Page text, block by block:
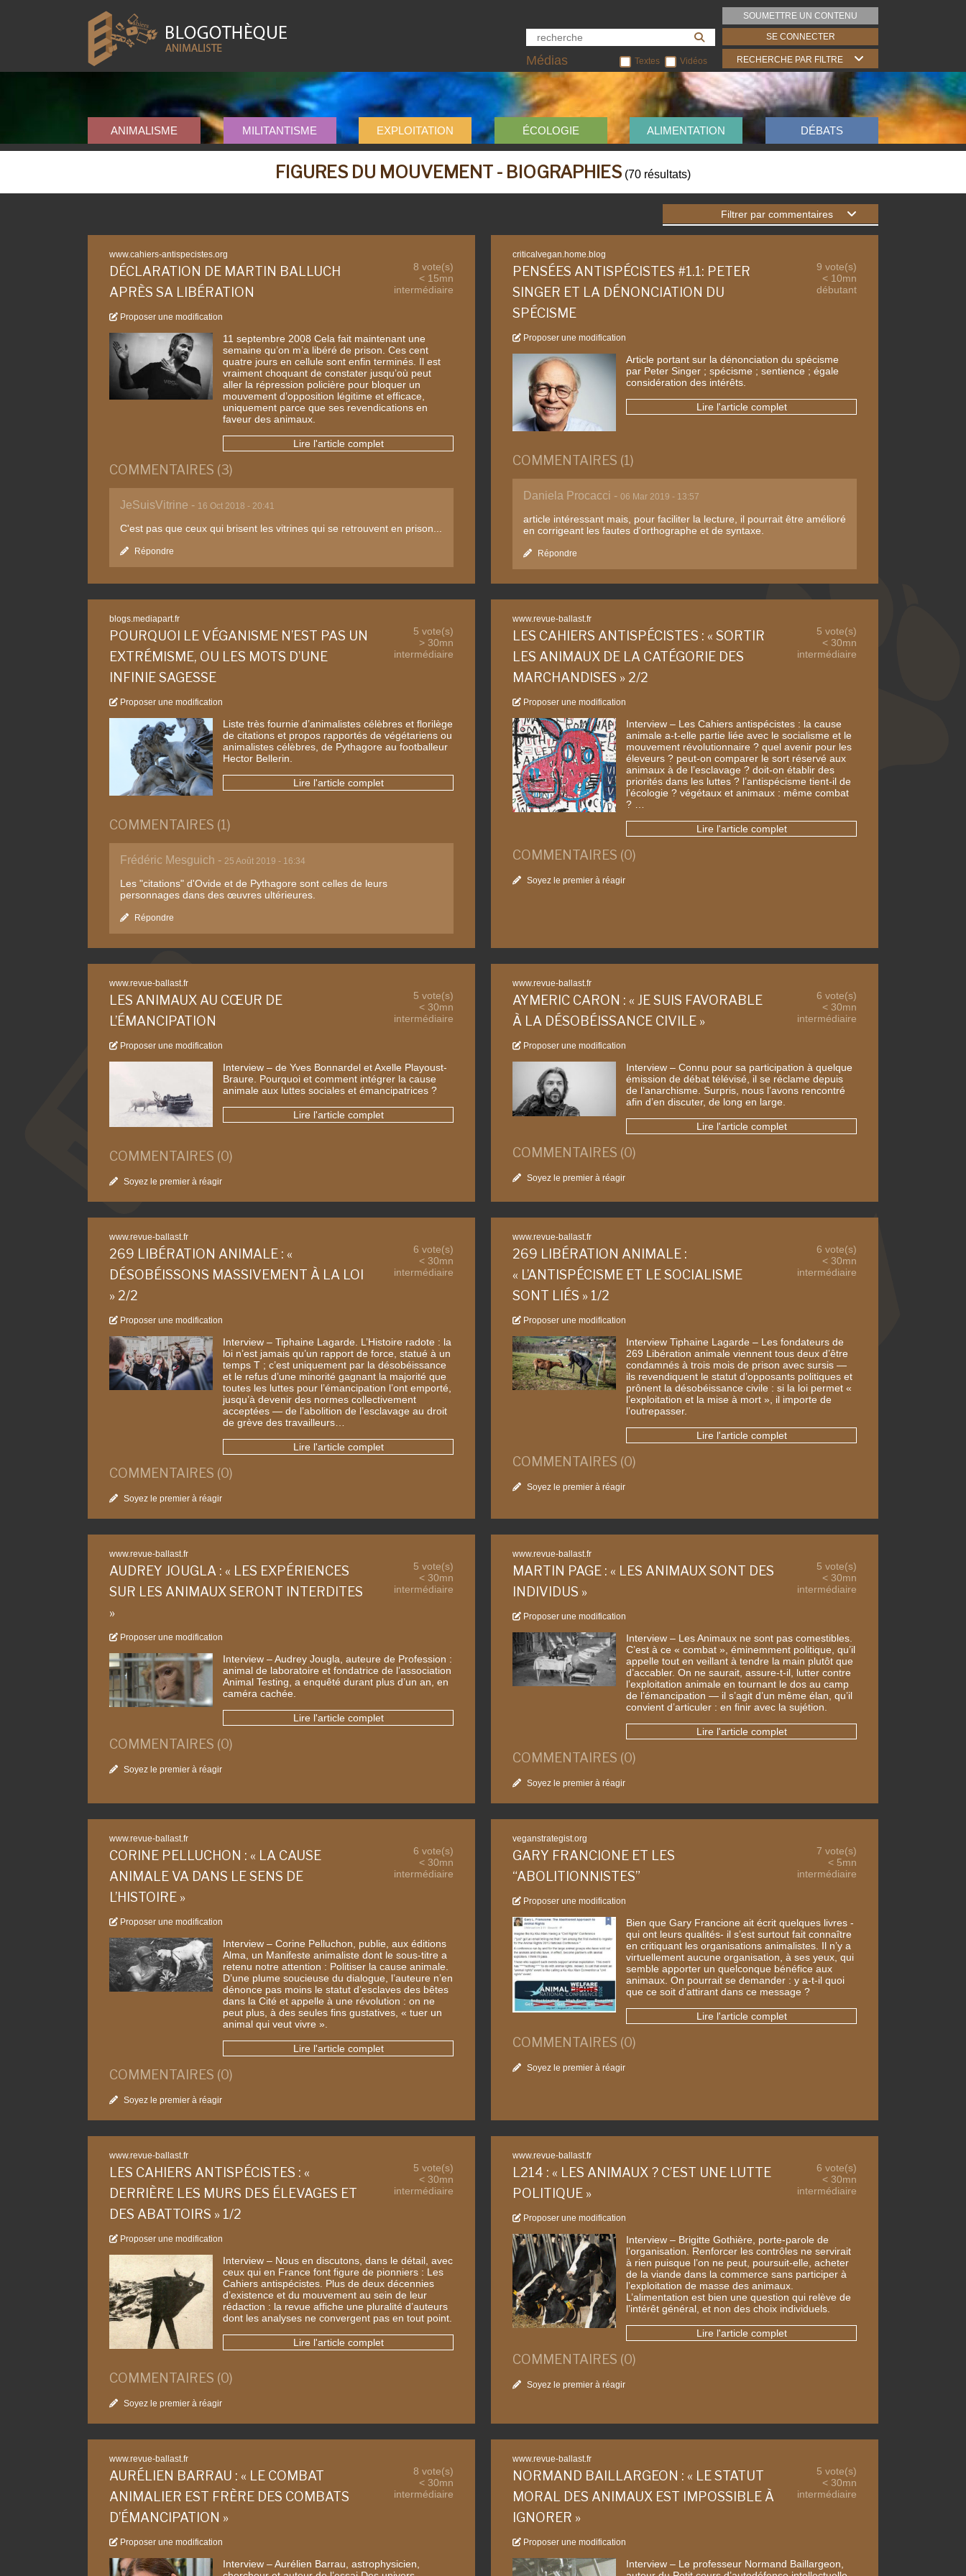
Médias Textes Vidéos
SOUMETTRE UN CONTENU
SE CONNECTER
RECHERCHE PAR FILTRE
ANIMALISME MILITANTISME EXPLOITATION ÉCOLOGIE ALIMENTATION DÉBATS
FIGURES DU MOUVEMENT - BIOGRAPHIES (70 résultats)
Filtrer par commentaires
www.cahiers-antispecistes.org
DÉCLARATION DE MARTIN BALLUCH
APRÈS SA LIBÉRATION
Proposer une modification
8 vote(s)
< 15mn
intermédiaire
11 septembre 2008 Cela fait maintenant une
semaine qu’on m’a libéré de prison. Ces cent
quatre jours en cellule sont enfin terminés. Il est
vraiment choquant de constater jusqu’où peut
aller la répression policière pour bloquer un
mouvement d’opposition légitime et efficace,
uniquement parce que ses revendications en
faveur des animaux.
Lire l'article complet
COMMENTAIRES (3)
JeSuisVitrine - 16 Oct 2018 - 20:41
C'est pas que ceux qui brisent les vitrines qui se retrouvent en prison...
Répondre
criticalvegan.home.blog
PENSÉES ANTISPÉCISTES #1.1: PETER
SINGER ET LA DÉNONCIATION DU
SPÉCISME
Proposer une modification
9 vote(s)
< 10mn
débutant
Article portant sur la dénonciation du spécisme
par Peter Singer ; spécisme ; sentience ; égale
considération des intérêts.
Lire l'article complet
COMMENTAIRES (1)
Daniela Procacci - 06 Mar 2019 - 13:57
article intéressant mais, pour faciliter la lecture, il pourrait être amélioré
en corrigeant les fautes d'orthographe et de syntaxe.
Répondre
blogs.mediapart.fr
POURQUOI LE VÉGANISME N’EST PAS UN
EXTRÉMISME, OU LES MOTS D’UNE
INFINIE SAGESSE
Proposer une modification
5 vote(s)
> 30mn
intermédiaire
Liste très fournie d’animalistes célèbres et florilège
de citations et propos rapportés de végétariens ou
animalistes célèbres, de Pythagore au footballeur
Hector Bellerin.
Lire l'article complet
COMMENTAIRES (1)
Frédéric Mesguich - 25 Août 2019 - 16:34
Les "citations" d'Ovide et de Pythagore sont celles de leurs
personnages dans des œuvres ultérieures.
Répondre
www.revue-ballast.fr
LES CAHIERS ANTISPÉCISTES : « SORTIR
LES ANIMAUX DE LA CATÉGORIE DES
MARCHANDISES » 2/2
Proposer une modification
5 vote(s)
< 30mn
intermédiaire
Interview – Les Cahiers antispécistes : la cause
animale a-t-elle partie liée avec le socialisme et le
mouvement révolutionnaire ? quel avenir pour les
éleveurs ? peut-on comparer le sort réservé aux
animaux à de l’esclavage ? doit-on établir des
priorités dans les luttes ? l’antispécisme tient-il de
l’écologie ? végétaux et animaux : même combat
? …
Lire l'article complet
COMMENTAIRES (0)
Soyez le premier à réagir
www.revue-ballast.fr
LES ANIMAUX AU CŒUR DE
L’ÉMANCIPATION
Proposer une modification
5 vote(s)
< 30mn
intermédiaire
Interview – de Yves Bonnardel et Axelle Playoust-
Braure. Pourquoi et comment intégrer la cause
animale aux luttes sociales et émancipatrices ?
Lire l'article complet
COMMENTAIRES (0)
Soyez le premier à réagir
www.revue-ballast.fr
AYMERIC CARON : « JE SUIS FAVORABLE
À LA DÉSOBÉISSANCE CIVILE »
Proposer une modification
6 vote(s)
< 30mn
intermédiaire
Interview – Connu pour sa participation à quelque
émission de débat télévisé, il se réclame depuis
de l’anarchisme. Surpris, nous l’avons rencontré
afin d’en discuter, de long en large.
Lire l'article complet
COMMENTAIRES (0)
Soyez le premier à réagir
www.revue-ballast.fr
269 LIBÉRATION ANIMALE : «
DÉSOBÉISSONS MASSIVEMENT À LA LOI
» 2/2
Proposer une modification
6 vote(s)
< 30mn
intermédiaire
Interview – Tiphaine Lagarde. L’Histoire radote : la
loi n’est jamais qu’un rapport de force, statué à un
temps T ; c’est uniquement par la désobéissance
et le refus d’une minorité gagnant la majorité que
toutes les luttes pour l’émancipation l’ont emporté,
jusqu’à devenir des normes collectivement
acceptées — de l’abolition de l’esclavage au droit
de grève des travailleurs…
Lire l'article complet
COMMENTAIRES (0)
Soyez le premier à réagir
www.revue-ballast.fr
269 LIBÉRATION ANIMALE :
« L’ANTISPÉCISME ET LE SOCIALISME
SONT LIÉS » 1/2
Proposer une modification
6 vote(s)
< 30mn
intermédiaire
Interview Tiphaine Lagarde – Les fondateurs de
269 Libération animale viennent tous deux d’être
condamnés à trois mois de prison avec sursis —
ils revendiquent le statut d’opposants politiques et
prônent la désobéissance civile : si la loi permet «
l’exploitation et la mise à mort », il importe de
l’outrepasser.
Lire l'article complet
COMMENTAIRES (0)
Soyez le premier à réagir
www.revue-ballast.fr
AUDREY JOUGLA : « LES EXPÉRIENCES
SUR LES ANIMAUX SERONT INTERDITES
»
Proposer une modification
5 vote(s)
< 30mn
intermédiaire
Interview – Audrey Jougla, auteure de Profession :
animal de laboratoire et fondatrice de l’association
Animal Testing, a enquêté durant plus d’un an, en
caméra cachée.
Lire l'article complet
COMMENTAIRES (0)
Soyez le premier à réagir
www.revue-ballast.fr
MARTIN PAGE : « LES ANIMAUX SONT DES
INDIVIDUS »
Proposer une modification
5 vote(s)
< 30mn
intermédiaire
Interview – Les Animaux ne sont pas comestibles.
C’est à ce « combat », éminemment politique, qu’il
appelle tout en veillant à tendre la main plutôt que
d’accabler. On ne saurait, assure-t-il, lutter contre
l’exploitation animale en tournant le dos au camp
de l’émancipation — il s’agit d’un même élan, qu’il
convient d’articuler : en finir avec la sujétion.
Lire l'article complet
COMMENTAIRES (0)
Soyez le premier à réagir
www.revue-ballast.fr
CORINE PELLUCHON : « LA CAUSE
ANIMALE VA DANS LE SENS DE
L’HISTOIRE »
Proposer une modification
6 vote(s)
< 30mn
intermédiaire
Interview – Corine Pelluchon, publie, aux éditions
Alma, un Manifeste animaliste dont le sous-titre a
retenu notre attention : Politiser la cause animale.
D’une plume soucieuse du dialogue, l’auteure n’en
dénonce pas moins le statut d’esclaves des bêtes
dans la Cité et appelle à une révolution : on ne
peut plus, à des seules fins gustatives, « tuer un
animal qui veut vivre ».
Lire l'article complet
COMMENTAIRES (0)
Soyez le premier à réagir
veganstrategist.org
GARY FRANCIONE ET LES
“ABOLITIONNISTES”
Proposer une modification
7 vote(s)
< 5mn
intermédiaire
Bien que Gary Francione ait écrit quelques livres -
qui ont leurs qualités- il s’est surtout fait connaître
en critiquant les organisations animalistes. Il n’y a
virtuellement aucune organisation, à ses yeux, qui
semble apporter un quelconque bénéfice aux
animaux. On pourrait se demander : y a-t-il quoi
que ce soit d’attirant dans ce message ?
Lire l'article complet
COMMENTAIRES (0)
Soyez le premier à réagir
www.revue-ballast.fr
LES CAHIERS ANTISPÉCISTES : «
DERRIÈRE LES MURS DES ÉLEVAGES ET
DES ABATTOIRS » 1/2
Proposer une modification
5 vote(s)
< 30mn
intermédiaire
Interview – Nous en discutons, dans le détail, avec
ceux qui en France font figure de pionniers : Les
Cahiers antispécistes. Plus de deux décennies
d’existence et du mouvement au sein de leur
rédaction : la revue affiche une pluralité d’auteurs
dont les analyses ne convergent pas en tout point.
Lire l'article complet
COMMENTAIRES (0)
Soyez le premier à réagir
www.revue-ballast.fr
L214 : « LES ANIMAUX ? C’EST UNE LUTTE
POLITIQUE »
Proposer une modification
6 vote(s)
< 30mn
intermédiaire
Interview – Brigitte Gothière, porte-parole de
l’organisation. Renforcer les contrôles ne servirait
à rien puisque l’on ne peut, poursuit-elle, acheter
de la viande dans la commerce sans participer à
l’exploitation de masse des animaux.
L’alimentation est bien une question qui relève de
l’intérêt général, et non des choix individuels.
Lire l'article complet
COMMENTAIRES (0)
Soyez le premier à réagir
www.revue-ballast.fr
AURÉLIEN BARRAU : « LE COMBAT
ANIMALIER EST FRÈRE DES COMBATS
D’ÉMANCIPATION »
Proposer une modification
8 vote(s)
< 30mn
intermédiaire
Interview – Aurélien Barrau, astrophysicien,
www.revue-ballast.fr
NORMAND BAILLARGEON : « LE STATUT
MORAL DES ANIMAUX EST IMPOSSIBLE À
IGNORER »
Proposer une modification
5 vote(s)
< 30mn
intermédiaire
Interview – Le professeur Normand Baillargeon,